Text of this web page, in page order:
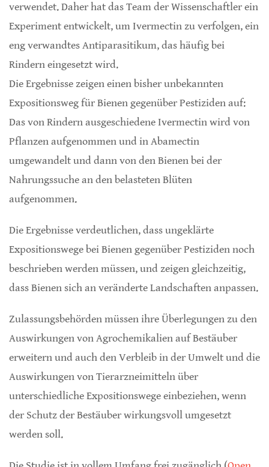
verwendet. Daher hat das Team der Wissenschaftler ein
Experiment entwickelt, um Ivermectin zu verfolgen, ein
eng verwandtes Antiparasitikum, das häufig bei
Rindern eingesetzt wird.
Die Ergebnisse zeigen einen bisher unbekannten
Expositionsweg für Bienen gegenüber Pestiziden auf:
Das von Rindern ausgeschiedene Ivermectin wird von
Pflanzen aufgenommen und in Abamectin
umgewandelt und dann von den Bienen bei der
Nahrungssuche an den belasteten Blüten
aufgenommen.
Die Ergebnisse verdeutlichen, dass ungeklärte
Expositionswege bei Bienen gegenüber Pestiziden noch
beschrieben werden müssen, und zeigen gleichzeitig,
dass Bienen sich an veränderte Landschaften anpassen.
Zulassungsbehörden müssen ihre Überlegungen zu den
Auswirkungen von Agrochemikalien auf Bestäuber
erweitern und auch den Verbleib in der Umwelt und die
Auswirkungen von Tierarzneimitteln über
unterschiedliche Expositionswege einbeziehen, wenn
der Schutz der Bestäuber wirkungsvoll umgesetzt
werden soll.